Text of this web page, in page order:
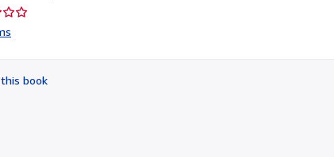
book